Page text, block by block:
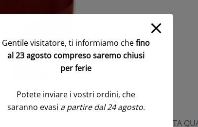
Gentile visitatore, ti informiamo chefino
al 23 agosto compreso saremo chiusi
per ferie
Potete inviare i vostri ordini, che
saranno evasi a partire dal 24 agosto.